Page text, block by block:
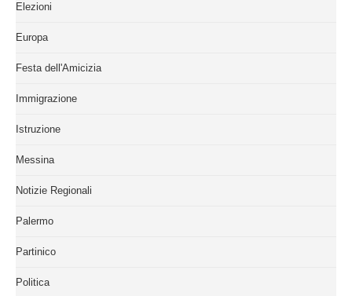
Elezioni
Europa
Festa dell'Amicizia
Immigrazione
Istruzione
Messina
Notizie Regionali
Palermo
Partinico
Politica